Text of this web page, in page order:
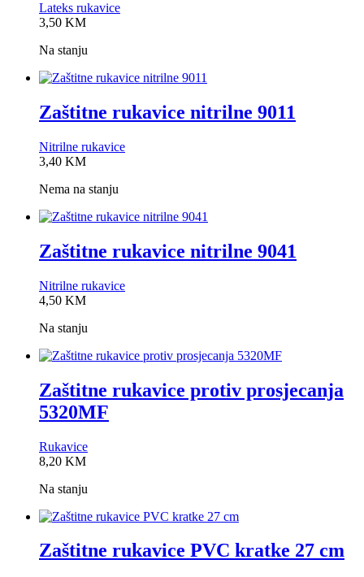
Lateks rukavice
0,0
3,50 KM
Na stanju
Zaštitne rukavice nitrilne 9011
Nitrilne rukavice
0,0
3,40 KM
Nema na stanju
Zaštitne rukavice nitrilne 9041
Nitrilne rukavice
0,0
4,50 KM
Na stanju
Zaštitne rukavice protiv prosjecanja
5320MF
Rukavice
0,0
8,20 KM
Na stanju
Zaštitne rukavice PVC kratke 27 cm